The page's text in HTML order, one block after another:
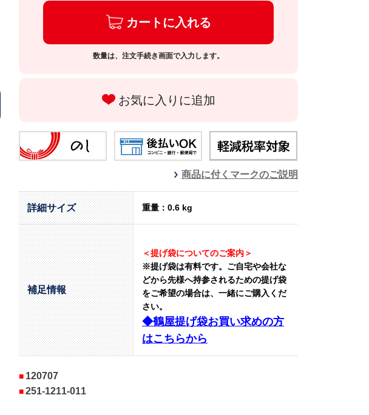
カートに入れる
数量は、注文手続き画面で入力します。
お気に入りに追加
商品に付くマークのご説明
詳細サイズ 重量：0.6 kg
補足情報
＜提げ袋についてのご案内＞
※提げ袋は有料です。 ご自宅や会社な
どから先様へ持参されるための提げ袋
をご希望の場合は、一緒にご購入くだ
さい。
◆鶴屋提げ袋お買い求めの方
はこちらから
120707
251-1211-011